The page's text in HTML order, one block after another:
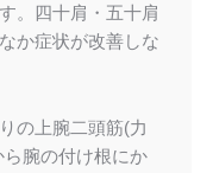
。四十肩・五十肩
か症状が改善しな
の上腕二頭筋(力
腕の付け根にか